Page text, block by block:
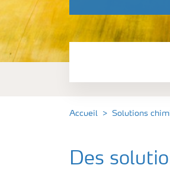
Urée technique &
Acide Nitrique
Accueil Solutions
Des